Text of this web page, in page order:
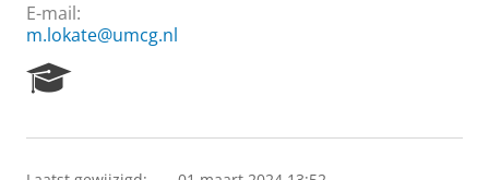
E-mail:
m.lokate@umcg.nl
e